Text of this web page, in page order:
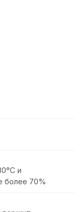
и
более 70%